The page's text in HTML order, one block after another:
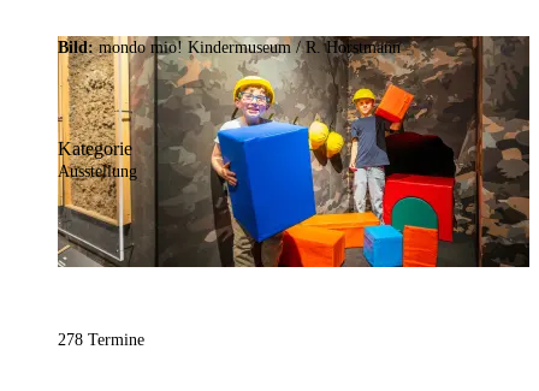
Bild:mondo mio! Kindermuseum / R. Horstmann
Kategorie
Ausstellung
278 Termine